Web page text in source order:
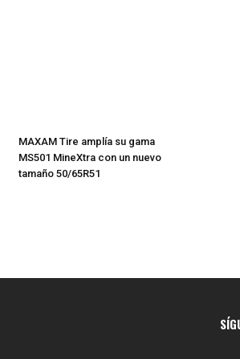
MAXAM Tire amplía su gama
MS501 MineXtra con un nuevo
tamaño 50/65R51